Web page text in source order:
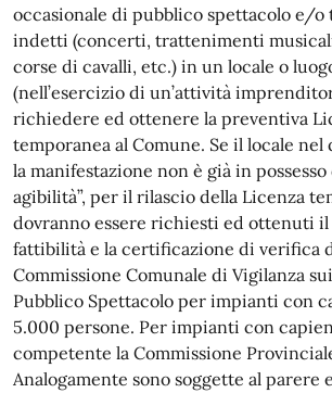
occasionale di pubblico spettacolo e/
indetti (concerti, trattenimenti
corse di cavalli, etc.) in un locale o
(nell’esercizio di un’attività
richiedere ed ottenere la preventiva
temporanea al Comune. Se il locale nel
la manifestazione non è già in
agibilità”, per il rilascio della Licenza
dovranno essere richiesti ed ottenuti
fattibilità e la certificazione di verifica
Commissione Comunale di Vigilanza
Pubblico Spettacolo per impianti con
5.000 persone. Per impianti con
competente la Commissione
Analogamente sono soggette al parere